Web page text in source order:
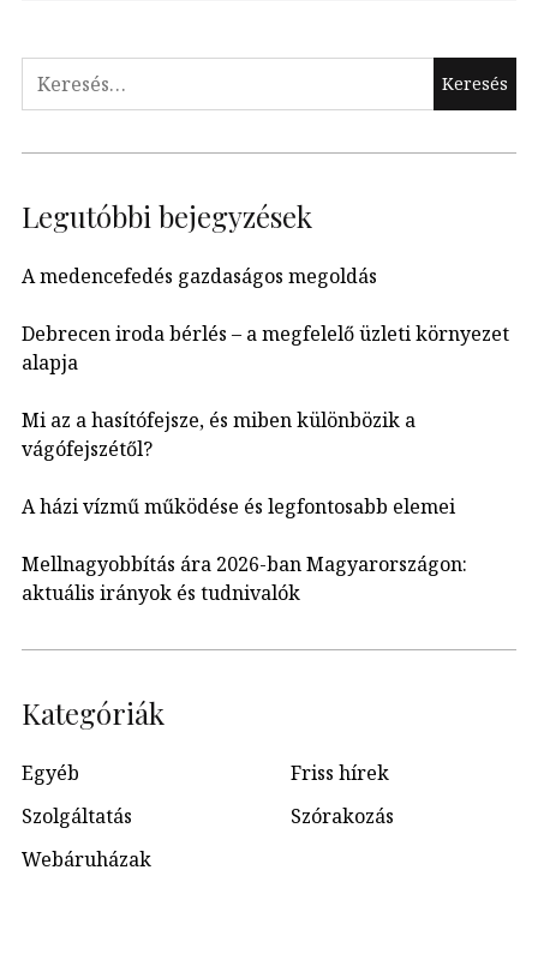
Keresés:
Legutóbbi bejegyzések
A medencefedés gazdaságos megoldás
Debrecen iroda bérlés – a megfelelő üzleti környezet
alapja
Mi az a hasítófejsze, és miben különbözik a
vágófejszétől?
A házi vízmű működése és legfontosabb elemei
Mellnagyobbítás ára 2026-ban Magyarországon:
aktuális irányok és tudnivalók
Kategóriák
Egyéb
Friss hírek
Szolgáltatás
Szórakozás
Webáruházak